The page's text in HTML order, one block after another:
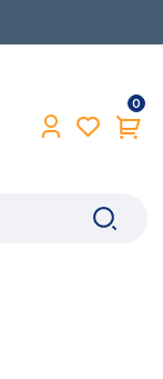
0